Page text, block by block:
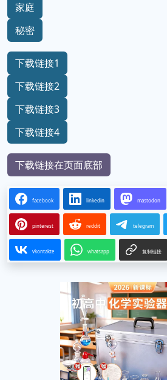
家庭
秘密
下载链接1
下载链接2
下载链接3
下载链接4
下载链接在页面底部
facebook linkedin mastodon
pinterest reddit telegram
vkontakte whatsapp 复制链接